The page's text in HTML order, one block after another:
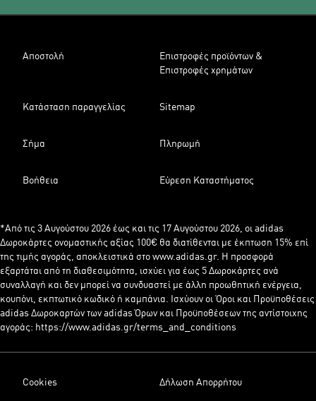
Αποστολή
Επιστροφές προϊόντων &
Επιστροφές χρημάτων
Κατάσταση παραγγελίας Sitemap
Σήμα Πληρωμή
Βοήθεια Εύρεση Καταστήματος
*Από τις 3 Αυγούστου 2026 έως και τις 17 Αυγούστου 2026, οι adidas
Δωροκάρτες ονομαστικής αξίας 100€ θα διατίθενται με έκπτωση 15% επί
της τιμής αγοράς, αποκλειστικά στο www.adidas.gr. Η προσφορά
εξαρτάται από τη διαθεσιμότητα, ισχύει για έως 5 Δωροκάρτες ανά
συναλλαγή και δεν μπορεί να συνδυαστεί με άλλη προωθητική ενέργεια,
κουπόνι, εκπτωτικό κωδικό ή καμπάνια. Ισχύουν οι Όροι και Προϋποθέσεις
adidas Δωροκαρτών των adidas Όρων και Προϋποθέσεων της αντίστοιχης
αγοράς: https://www.adidas.gr/terms_and_conditions
Cookies Δήλωση Απορρήτου